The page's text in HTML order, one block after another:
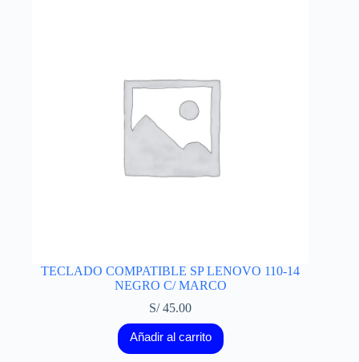
TECLADO COMPATIBLE SP LENOVO 110-14
NEGRO C/ MARCO
S/45.00
Añadir al carrito